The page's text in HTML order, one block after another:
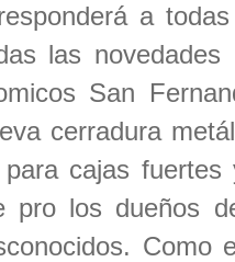
a
las
San
cerradura
cajas
pro los dueños
Como